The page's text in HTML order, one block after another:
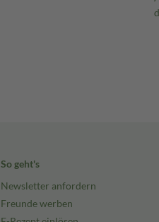
So geht's
Newsletter anfordern
Freunde werben